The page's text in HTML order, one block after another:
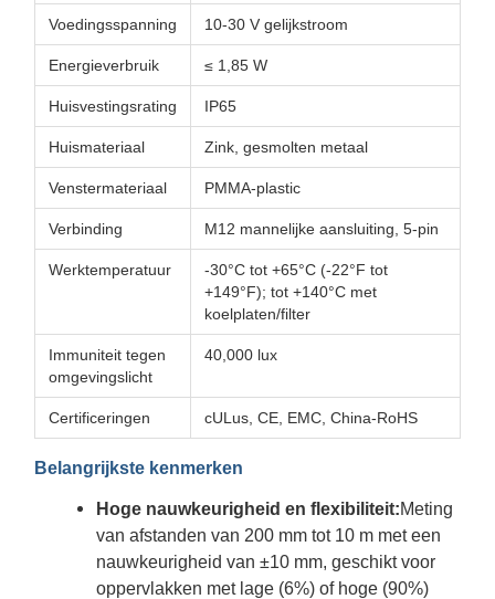
Voedingsspanning 10-30 V gelijkstroom
Energieverbruik ≤ 1,85 W
Huisvestingsrating IP65
Huismateriaal Zink, gesmolten metaal
Venstermateriaal PMMA-plastic
Verbinding M12 mannelijke aansluiting, 5-pin
Werktemperatuur
-30°C tot +65°C (-22°F tot
+149°F); tot +140°C met
koelplaten/filter
Immuniteit tegen
omgevingslicht
40,000 lux
Certificeringen cULus, CE, EMC, China-RoHS
Belangrijkste kenmerken
Hoge nauwkeurigheid en flexibiliteit:Meting
van afstanden van 200 mm tot 10 m met een
nauwkeurigheid van ±10 mm, geschikt voor
oppervlakken met lage (6%) of hoge (90%)